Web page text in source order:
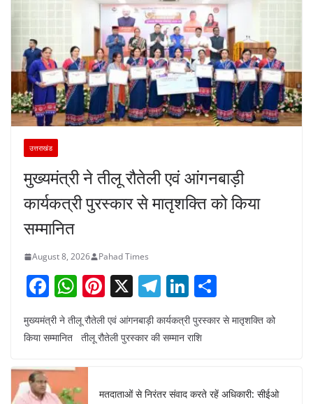
उत्तराखंड
मुख्यमंत्री ने तीलू रौतेली एवं आंगनबाड़ी
कार्यकत्री पुरस्कार से मातृशक्ति को किया
सम्मानित
August 8, 2026 Pahad Times
F
a
c
b
o
W
h
at
A
p
Pi
nt
er
X T
el
e
m
Li
n
k
n
h
ar
मुख्यमंत्री ने तीलू रौतेली एवं आंगनबाड़ी कार्यकत्री पुरस्कार से मातृशक्ति को
किया सम्मानित तीलू रौतेली पुरस्कार की सम्मान राशि
मतदाताओं से निरंतर संवाद करते रहें अधिकारी: सीईओ